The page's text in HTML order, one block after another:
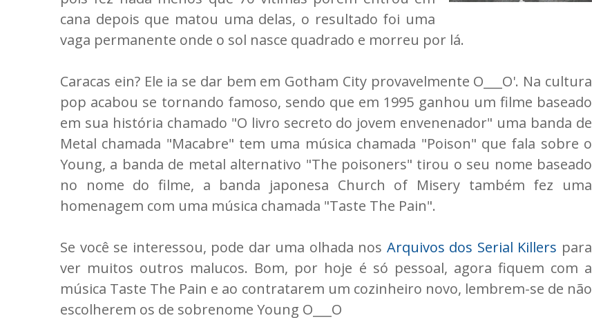
cana depois que matou uma delas, o resultado foi uma
vaga permanente onde o sol nasce quadrado e morreu por lá.
Caracas ein? Ele ia se dar bem em Gotham City provavelmente O___O'. Na cultura
pop acabou se tornando famoso, sendo que em 1995 ganhou um filme baseado
em sua história chamado "O livro secreto do jovem envenenador" uma banda de
Metal chamada "Macabre" tem uma música chamada "Poison" que fala sobre o
Young, a banda de metal alternativo "The poisoners" tirou o seu nome baseado
no nome do filme, a banda japonesa Church of Misery também fez uma
homenagem com uma música chamada "Taste The Pain".
Se você se interessou, pode dar uma olhada nos Arquivos dos Serial Killers para
ver muitos outros malucos. Bom, por hoje é só pessoal, agora fiquem com a
música Taste The Pain e ao contratarem um cozinheiro novo, lembrem-se de não
escolherem os de sobrenome Young O___O